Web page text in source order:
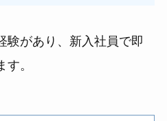
験があり、新入社員で即
。